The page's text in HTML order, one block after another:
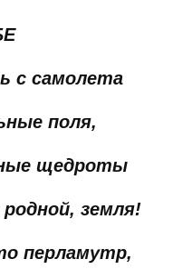
с самолета
поля,
щедроты
земля!
перламутр,